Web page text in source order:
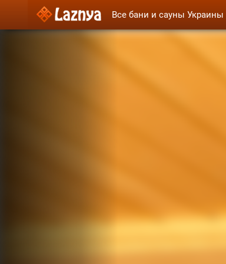
Все бани и сауны Украины